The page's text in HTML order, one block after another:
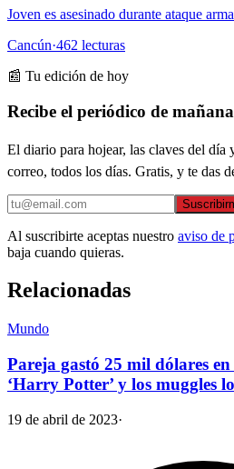
Joven es asesinado durante ataque
Cancún·462 lecturas
📰 Tu edición de hoy
Recibe el periódico de
El diario para hojear, las claves del
correo, todos los días. Gratis, y te das
Al suscribirte aceptas nuestro aviso de
baja cuando quieras.
Relacionadas
Mundo
Pareja gastó 25 mil dólares
‘Harry Potter’ y los muggles
19 de abril de 2023·